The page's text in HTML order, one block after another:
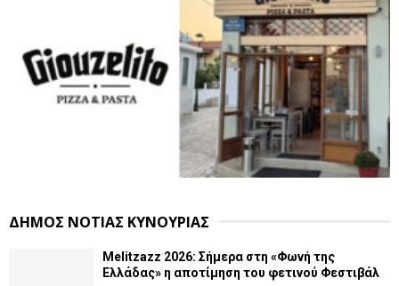
ΔΗΜΟΣ ΝΟΤΙΑΣ ΚΥΝΟΥΡΙΑΣ
Melitzazz 2026: Σήμερα στη «Φωνή της
Ελλάδας» η αποτίμηση του φετινού Φεστιβάλ